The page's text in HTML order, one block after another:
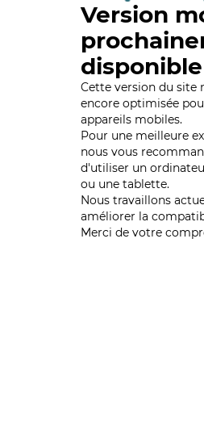
Version
disponible
Cette version du site
encore optimisée
appareils mobiles.
Pour une meilleure
nous vous
d'utiliser un
ou une tablette.
Nous travaillons
améliorer la
Merci de votre